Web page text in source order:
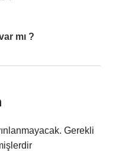
mı ?
Gerekli